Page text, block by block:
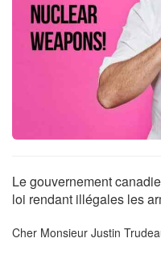
Le gouvernement
loi rendant illégales les
Cher Monsieur Justin